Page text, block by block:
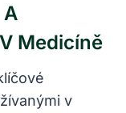
Medicíně
v